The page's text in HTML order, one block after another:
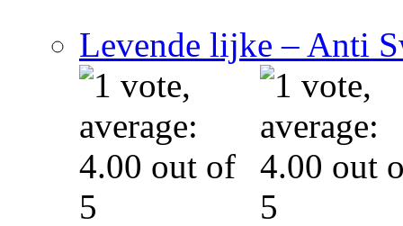
Levende lijke – Anti